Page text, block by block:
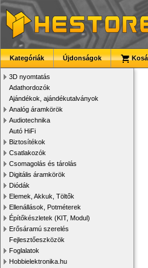
Kategóriák Újdonságok
3D nyomtatás
Adathordozók
Ajándékok, ajándékutalványok
Analóg áramkörök
Audiotechnika
Autó HiFi
Biztosítékok
Csatlakozók
Csomagolás és tárolás
Digitális áramkörök
Diódák
Elemek, Akkuk, Töltők
Ellenállások, Potméterek
Építőkészletek (KIT, Modul)
Erősáramú szerelés
Fejlesztőeszközök
Foglalatok
Hobbielektronika.hu